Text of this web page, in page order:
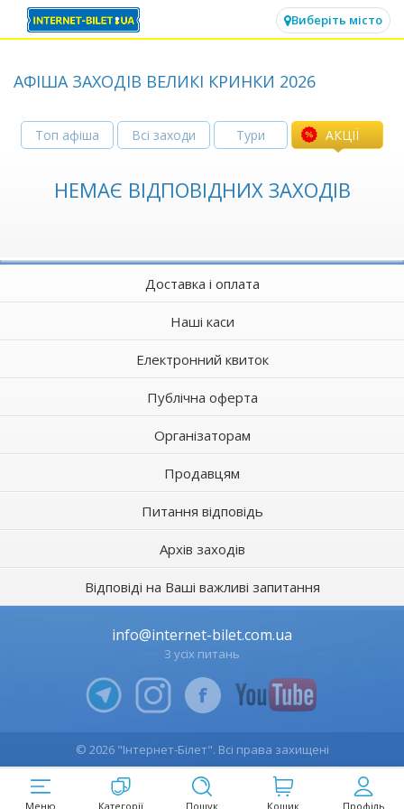
Виберіть місто
АФІША ЗАХОДІВ ВЕЛИКІ КРИНКИ 2026
Топ афіша Всі заходи Тури АКЦІЇ
НЕМАЄ ВІДПОВІДНИХ ЗАХОДІВ
Доставка і оплата
Наші каси
Електронний квиток
Публічна оферта
Організаторам
Продавцям
Питання відповідь
Архів заходів
Відповіді на Ваші важливі запитання
info@internet-bilet.com.ua
З усіх питань
© 2026 "Інтернет-Білет". Всі права захищені
Меню Категорії Пошук Кошик Профіль